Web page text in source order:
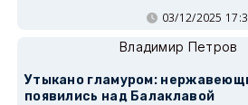
03/12/2025
Владимир Петров
Утыкано гламуром:
появились над Балаклавой